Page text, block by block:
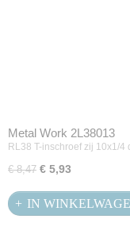
Metal Work 2L38013
RL38 T-inschroef zij 10x1/4
€ 8,47 € 5,93
IN